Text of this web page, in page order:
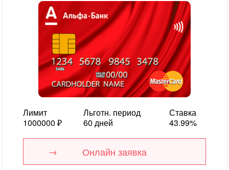
Лимит
1000000 ₽
Льготн. период
60 дней
Ставка
43.99%
Онлайн заявка